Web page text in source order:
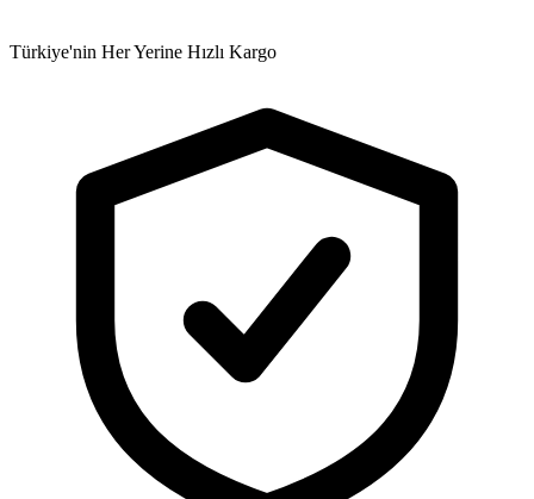
Türkiye'nin Her Yerine Hızlı Kargo